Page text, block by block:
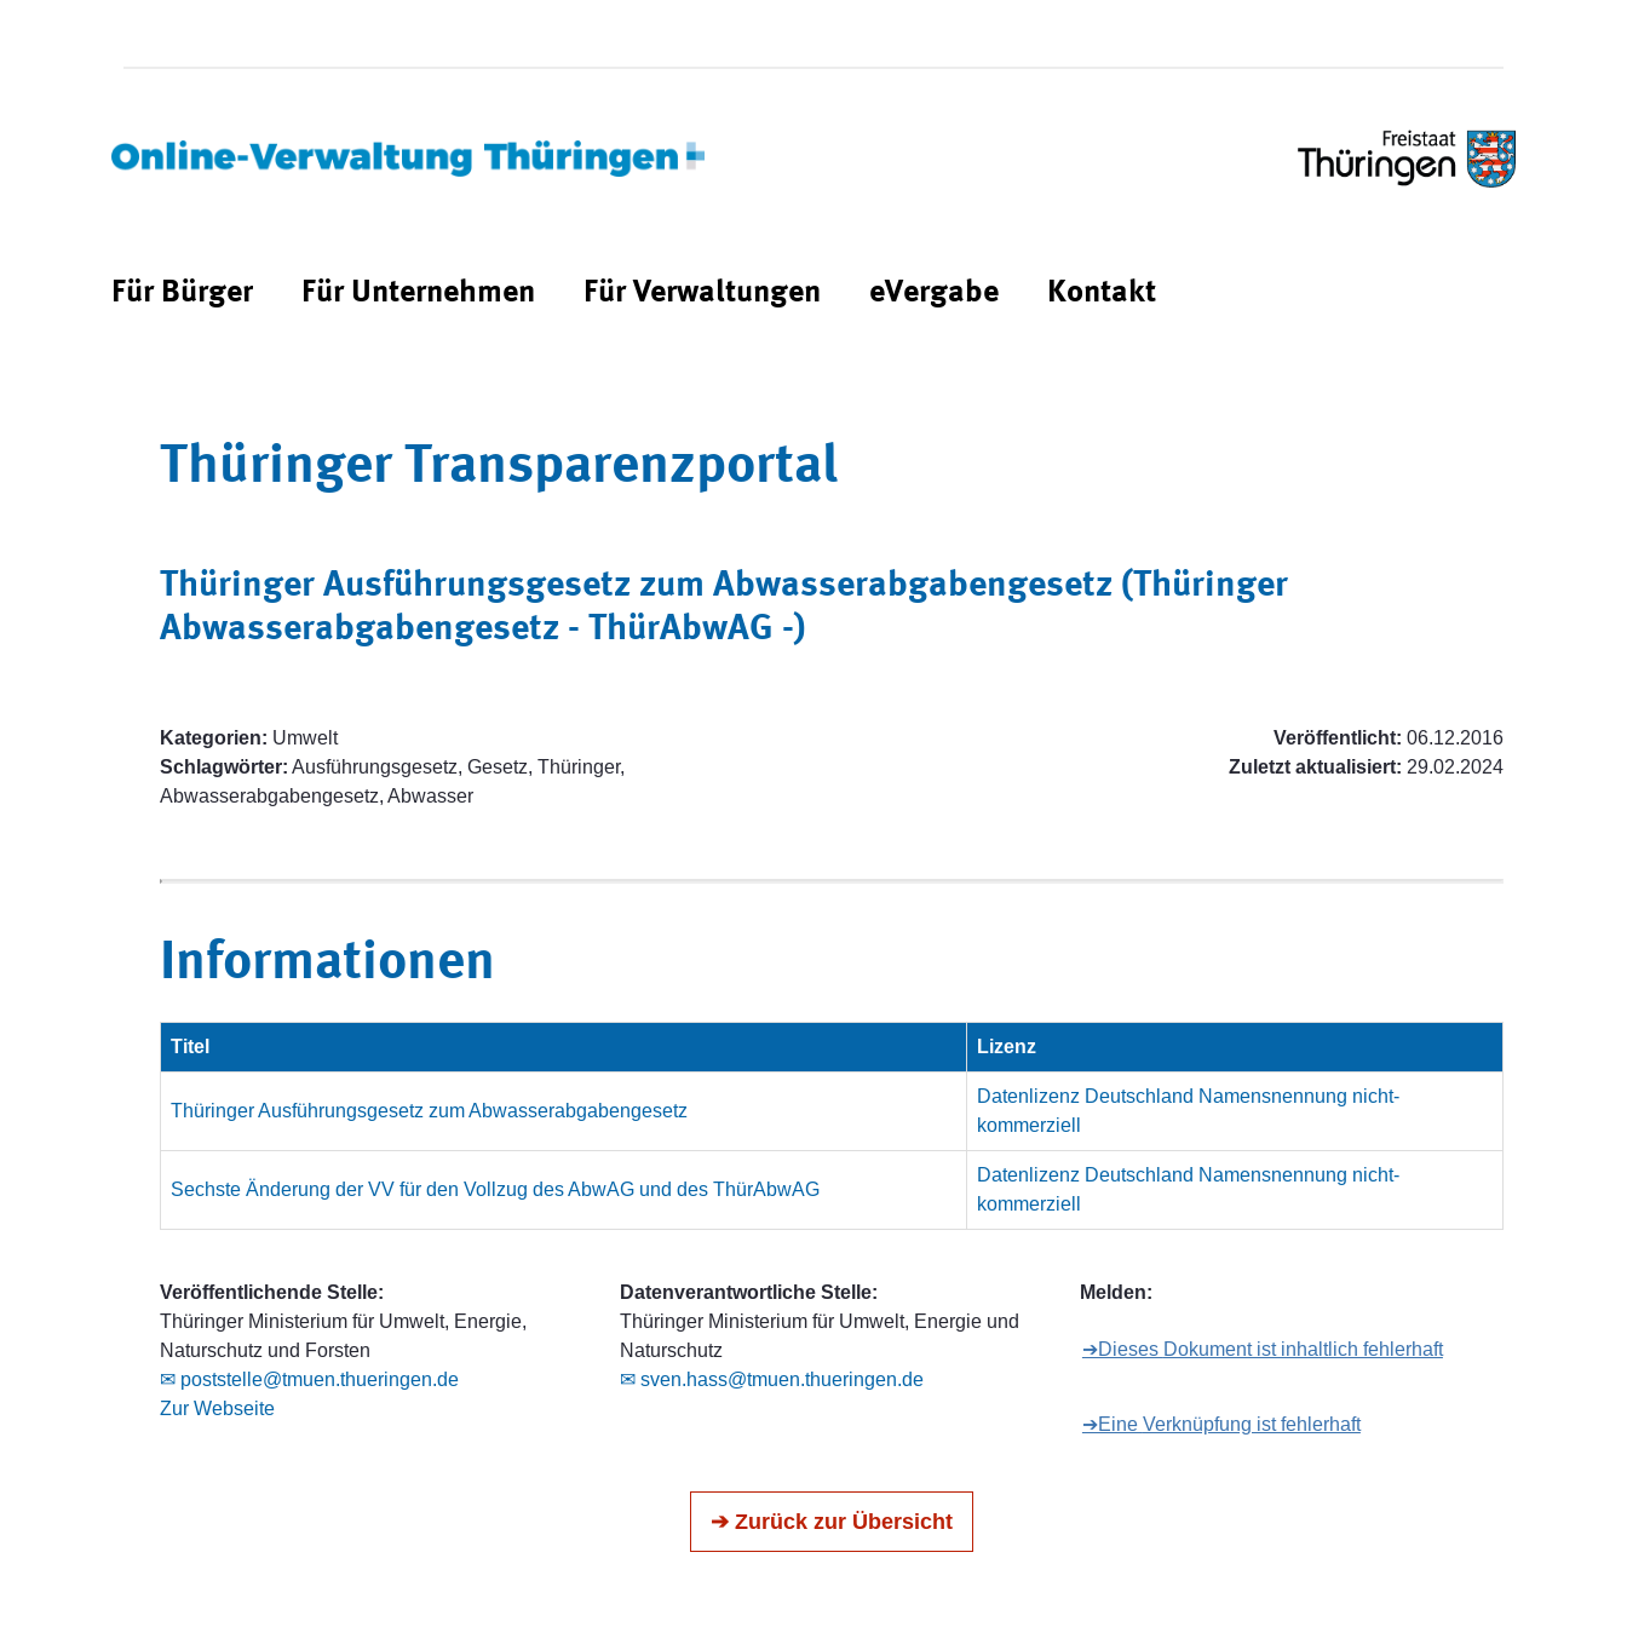
Für Bürger Für Unternehmen Für Verwaltungen eVergabe Kontakt
Thüringer Transparenzportal
Thüringer Ausführungsgesetz zum Abwasserabgabengesetz (Thüringer
Abwasserabgabengesetz - ThürAbwAG -)
Kategorien: Umwelt
Schlagwörter: Ausführungsgesetz, Gesetz, Thüringer,
Abwasserabgabengesetz, Abwasser
Veröffentlicht: 06.12.2016
Zuletzt aktualisiert: 29.02.2024
Informationen
Titel Lizenz
Thüringer Ausführungsgesetz zum Abwasserabgabengesetz
Datenlizenz Deutschland Namensnennung nicht-
kommerziell
Sechste Änderung der VV für den Vollzug des AbwAG und des ThürAbwAG
Datenlizenz Deutschland Namensnennung nicht-
kommerziell
Veröffentlichende Stelle:
Thüringer Ministerium für Umwelt, Energie,
Naturschutz und Forsten
✉ poststelle@tmuen.thueringen.de
Zur Webseite
Datenverantwortliche Stelle:
Thüringer Ministerium für Umwelt, Energie und
Naturschutz
✉ sven.hass@tmuen.thueringen.de
Melden:
➔Dieses Dokument ist inhaltlich fehlerhaft
➔Eine Verknüpfung ist fehlerhaft
➔ Zurück zur Übersicht